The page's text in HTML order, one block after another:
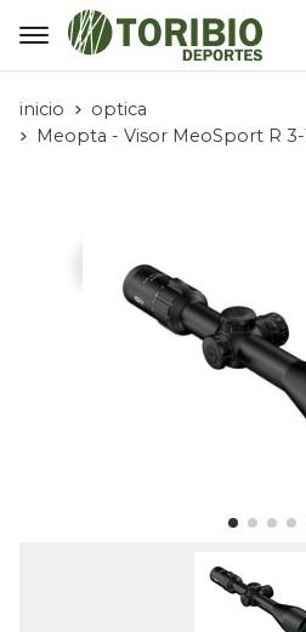
inicio
optica
Meopta - Visor MeoSport R 3-